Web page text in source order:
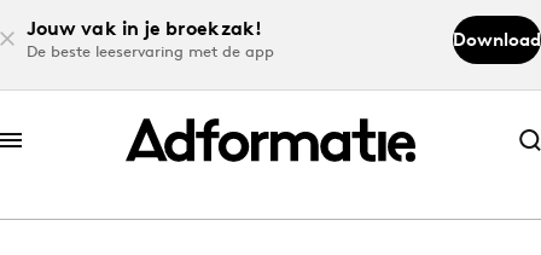
Jouw vak in je broekzak!
De beste leeservaring met de app
Download
Abonneer nu
Abonneer nu